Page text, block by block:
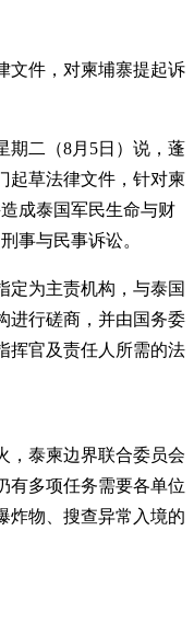
文件，对柬埔寨提起诉
期二（8月5日）说，蓬
起草法律文件，针对柬
成泰国军民生命与财
事与民事诉讼。
定为主责机构，与泰国
进行磋商，并由国务委
挥官及责任人所需的法
，泰柬边界联合委员会
有多项任务需要各单位
炸物、搜查异常入境的